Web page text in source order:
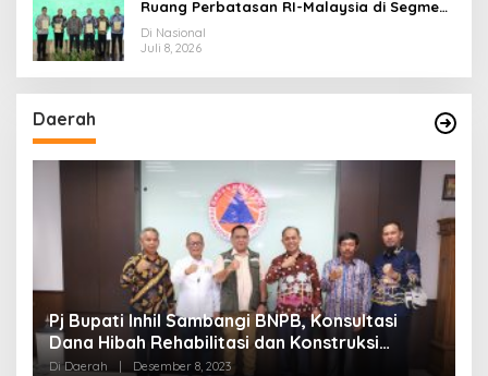
Ruang Perbatasan RI-Malaysia di Segmen
Sinapad-Sesai
Di Nasional
Juli 8, 2026
Daerah
Pj Bupati Inhil Sambangi BNPB, Konsultasi
Dana Hibah Rehabilitasi dan Konstruksi
Pascabencana
Di Daerah | Desember 8, 2023